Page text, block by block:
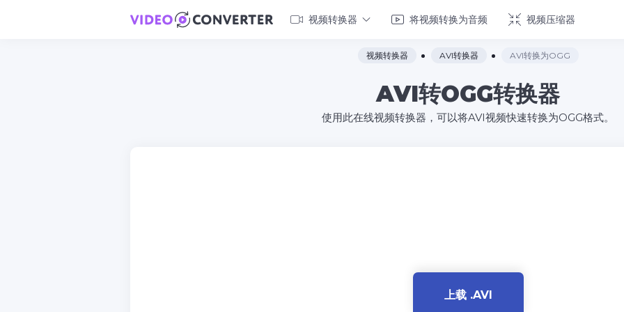
视频转换器 将视频转换为音频 视频压缩器
视频转换器 AVI转换器 AVI转换为OGG
AVI转OGG转换器
使用此在线视频转换器，可以将AVI视频快速转换为OGG格式。
上载 .AVI